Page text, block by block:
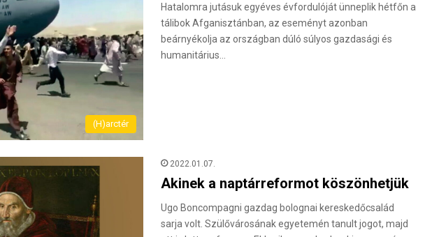
(H)arctér
Hatalomra jutásuk egyéves évfordulóját ünneplik hétfőn a
tálibok Afganisztánban, az eseményt azonban
beárnyékolja az országban dúló súlyos gazdasági és
humanitárius…
2022.01.07.
Akinek a naptárreformot köszönhetjük
Ugo Boncompagni gazdag bolognai kereskedőcsalád
sarja volt. Szülővárosának egyetemén tanult jogot, majd